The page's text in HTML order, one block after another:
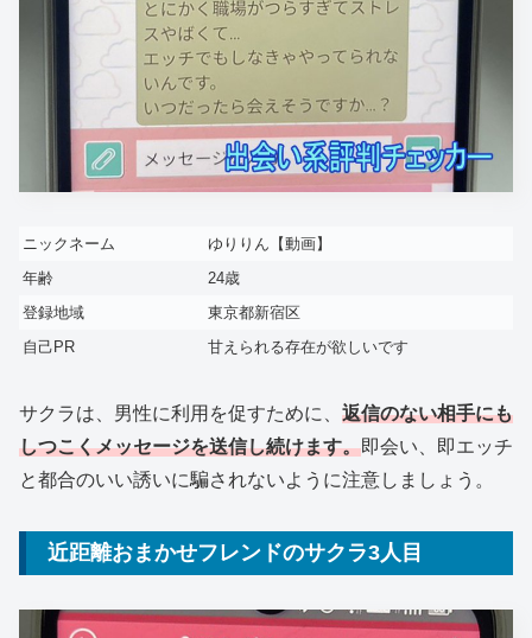
ニックネーム
ゆりりん【動画】
年齢
24歳
登録地域
東京都新宿区
自己PR
甘えられる存在が欲しいです
サクラは、男性に利用を促すために、 返信のない相手にも
しつこくメッセージを送信し続けます。即会い、即エッチ
と都合のいい誘いに騙されないように注意しましょう。
近距離おまかせフレンドのサクラ3人目